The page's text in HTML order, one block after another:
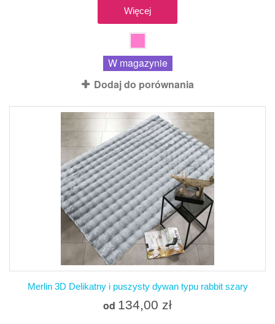
Więcej
W magazynie
Dodaj do porównania
Merlin 3D Delikatny i puszysty dywan typu rabbit szary
od 134,00 zł